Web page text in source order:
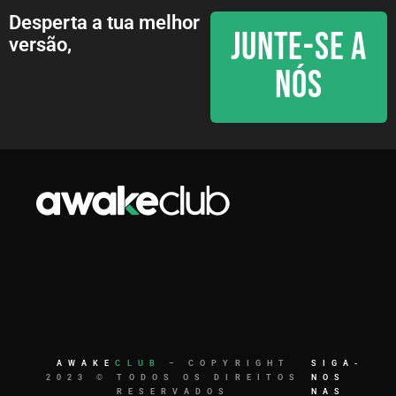
Desperta a tua melhor
versão,
JUNTE-SE A
NÓS
AWAKECLUB
– COPYRIGHT
2023 © TODOS OS DIREITOS
RESERVADOS
SIGA-
NOS
NAS